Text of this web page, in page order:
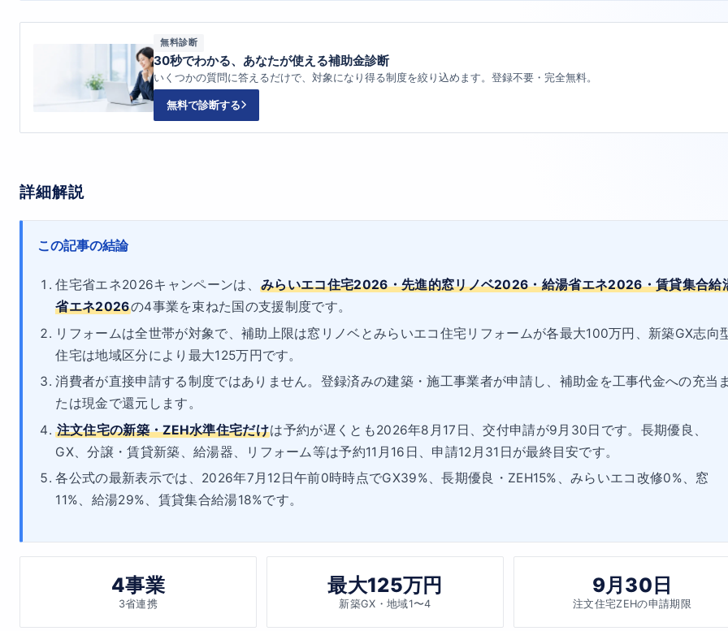
無料診断
30秒でわかる、あなたが使える補助金診断
いくつかの質問に答えるだけで、対象になり得る制度を絞り込めます。登録不要・完全無料。
無料で診断する
詳細解説
この記事の結論
住宅省エネ2026キャンペーンは、 みらいエコ住宅2026・先進的窓リノベ2026・給湯省エネ2026・賃貸集合給
省エネ2026の4事業を束ねた国の支援制度です。
リフォームは全世帯が対象で、補助上限は窓リノベとみらいエコ住宅リフォームが各最大100万円、新築GX志向
住宅は地域区分により最大125万円です。
消費者が直接申請する制度ではありません。登録済みの建築・施工事業者が申請し、補助金を工事代金への充当
たは現金で還元します。
注文住宅の新築・ZEH水準住宅だけは予約が遅くとも2026年8月17日、交付申請が9月30日です。長期優良、
GX、分譲・賃貸新築、給湯器、リフォーム等は予約11月16日、申請12月31日が最終目安です。
各公式の最新表示では、2026年7月12日午前0時時点でGX39%、長期優良・ZEH15%、みらいエコ改修0%、窓
11%、給湯29%、賃貸集合給湯18%です。
4事業
3省連携
最大125万円
新築GX・地域1〜4
9月30日
注文住宅ZEHの申請期限